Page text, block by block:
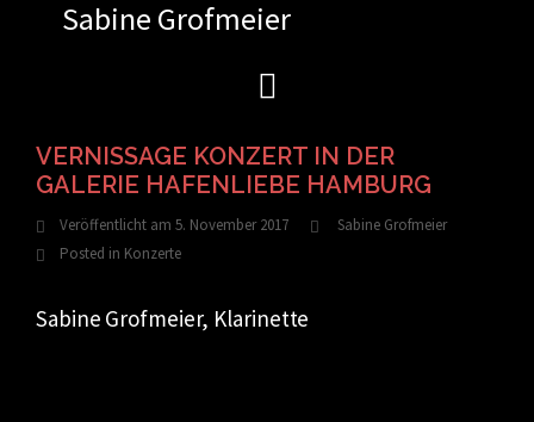
Sabine Grofmeier
VERNISSAGE KONZERT IN DER
GALERIE HAFENLIEBE HAMBURG
Veröffentlicht am 5. November 2017
Sabine Grofmeier
Posted in Konzerte
Sabine Grofmeier, Klarinette